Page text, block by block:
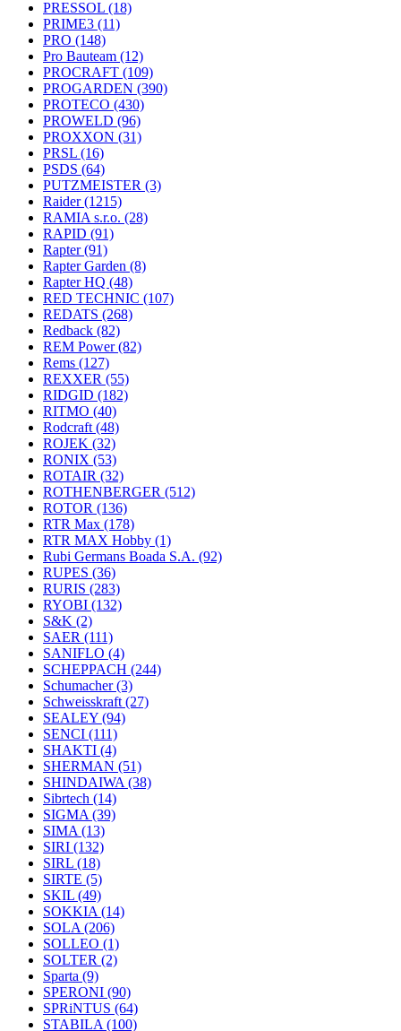
PRESSOL (18)
PRIME3 (11)
PRO (148)
Pro Bauteam (12)
PROCRAFT (109)
PROGARDEN (390)
PROTECO (430)
PROWELD (96)
PROXXON (31)
PRSL (16)
PSDS (64)
PUTZMEISTER (3)
Raider(1215)
RAMIA s.r.o. (28)
RAPID (91)
Rapter(91)
Rapter Garden (8)
Rapter HQ (48)
RED TECHNIC (107)
REDATS (268)
Redback (82)
REM Power(82)
Rems (127)
REXXER (55)
RIDGID (182)
RITMO (40)
Rodcraft (48)
ROJEK (32)
RONIX (53)
ROTAIR (32)
ROTHENBERGER (512)
ROTOR (136)
RTR Max (178)
RTR MAX Hobby (1)
Rubi Germans Boada S.A. (92)
RUPES (36)
RURIS (283)
RYOBI (132)
S&K (2)
SAER (111)
SANIFLO (4)
SCHEPPACH (244)
Schumacher(3)
Schweisskraft (27)
SEALEY (94)
SENCI (111)
SHAKTI (4)
SHERMAN (51)
SHINDAIWA (38)
Sibrtech (14)
SIGMA (39)
SIMA (13)
SIRI (132)
SIRL (18)
SIRTE (5)
SKIL (49)
SOKKIA (14)
SOLA (206)
SOLLEO (1)
SOLTER (2)
Sparta (9)
SPERONI (90)
SPRiNTUS (64)
STABILA (100)